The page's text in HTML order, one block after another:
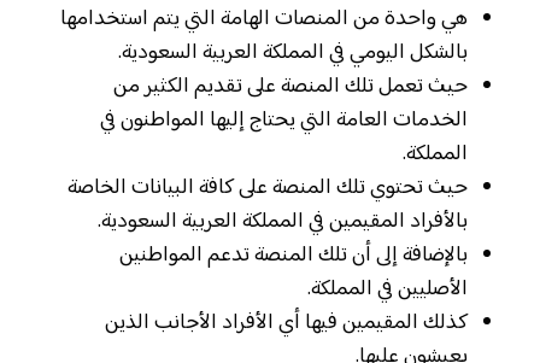
هي واحدة من المنصات الهامة التي يتم استخدامها
بالشكل اليومي في المملكة العربية السعودية.
حيث تعمل تلك المنصة على تقديم الكثير من
الخدمات العامة التي يحتاج إليها المواطنون في
المملكة.
حيث تحتوي تلك المنصة على كافة البيانات الخاصة
بالأفراد المقيمين في المملكة العربية السعودية.
بالإضافة إلى أن تلك المنصة تدعم المواطنين
الأصليين في المملكة.
كذلك المقيمين فيها أي الأفراد الأجانب الذين